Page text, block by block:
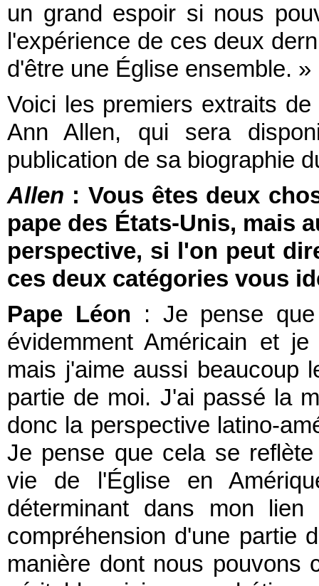
un grand espoir si nous
l'expérience de ces deux
d'être une Église ensemble. »
Voici les premiers extraits
Ann Allen, qui sera
publication de sa biographie
Allen : Vous êtes deux
pape des États-Unis, mais
perspective, si l'on peut
ces deux catégories vous
Pape Léon : Je pense
évidemment Américain et
mais j'aime aussi beaucoup
partie de moi. J'ai passé la
donc la perspective latino-
Je pense que cela se
vie de l'Église en
déterminant dans mon
compréhension d'une partie
manière dont nous pouvons